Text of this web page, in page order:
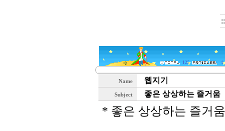
125 1
Name 웹지기
Subject 좋은 상상하는 즐거움
* 좋은 상상하는 즐거